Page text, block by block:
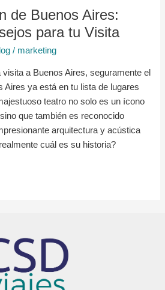
de Buenos Aires:
para tu Visita
/ marketing
a Buenos Aires, seguramente el
Aires ya está en tu lista de lugares
teatro no solo es un ícono
que también es reconocido
arquitectura y acústica
cuál es su historia?